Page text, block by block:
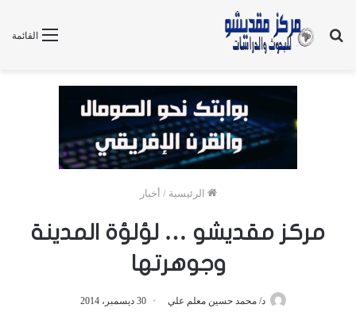
القائمة
بحث
الرئيسية / أخبار
مركز مقديشو … لؤلؤة المدينة
وجوهرتها
د/ محمد حسين معلم علي 30 ديسمبر، 2014